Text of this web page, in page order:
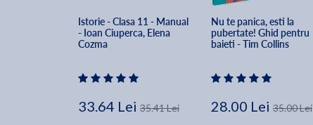
Istorie - Clasa 11 - Manual
- Ioan Ciuperca, Elena
Cozma
33.64 Lei 35.41 Lei
Nu te panica, esti la
pubertate! Ghid pentru
baieti - Tim Collins
28.00 Lei 35.00 Lei